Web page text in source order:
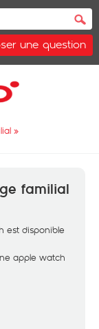
une question
»
familial
est disponible
apple watch